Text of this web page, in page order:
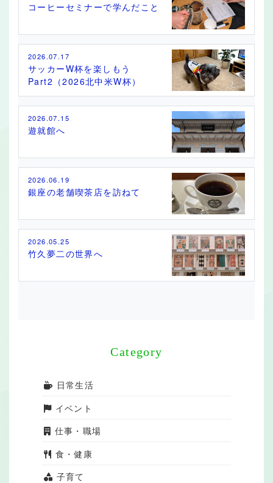
コーヒーセミナーで学んだこと
2026.07.17
サッカーW杯を楽しもう
Part2（2026北中米W杯）
2026.07.15
遊就館へ
2026.06.19
銀座の老舗喫茶店を訪ねて
2026.05.25
竹久夢二の世界へ
Category
日常生活
イベント
仕事・職場
食・健康
子育て